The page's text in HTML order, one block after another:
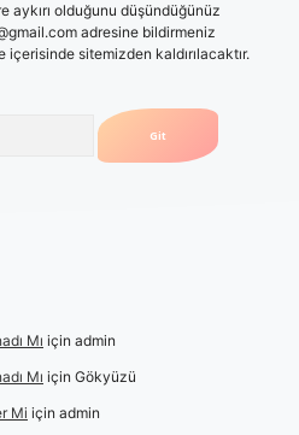
aykırı olduğunu düşündüğünüz
adresine bildirmeniz
sitemizden kaldırılacaktır.
Mı için admin
Mı için Gökyüzü
Mi için admin